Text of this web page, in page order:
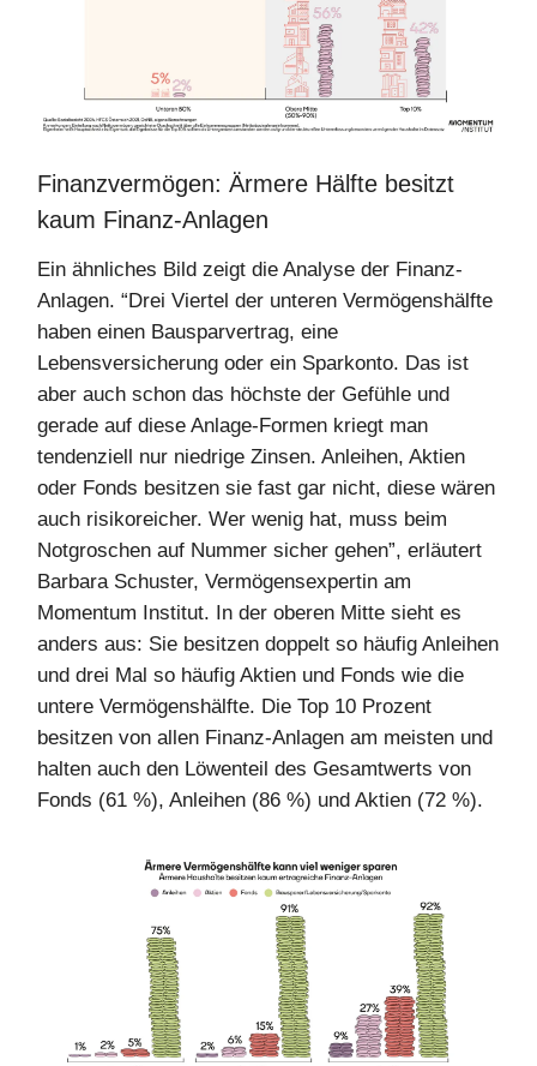
Finanzvermögen: Ärmere Hälfte besitzt
kaum Finanz-Anlagen
Ein ähnliches Bild zeigt die Analyse der Finanz-
Anlagen. “Drei Viertel der unteren Vermögenshälfte
haben einen Bausparvertrag, eine
Lebensversicherung oder ein Sparkonto. Das ist
aber auch schon das höchste der Gefühle und
gerade auf diese Anlage-Formen kriegt man
tendenziell nur niedrige Zinsen. Anleihen, Aktien
oder Fonds besitzen sie fast gar nicht, diese wären
auch risikoreicher. Wer wenig hat, muss beim
Notgroschen auf Nummer sicher gehen”, erläutert
Barbara Schuster, Vermögensexpertin am
Momentum Institut. In der oberen Mitte sieht es
anders aus: Sie besitzen doppelt so häufig Anleihen
und drei Mal so häufig Aktien und Fonds wie die
untere Vermögenshälfte. Die Top 10 Prozent
besitzen von allen Finanz-Anlagen am meisten und
halten auch den Löwenteil des Gesamtwerts von
Fonds (61 %), Anleihen (86 %) und Aktien (72 %).